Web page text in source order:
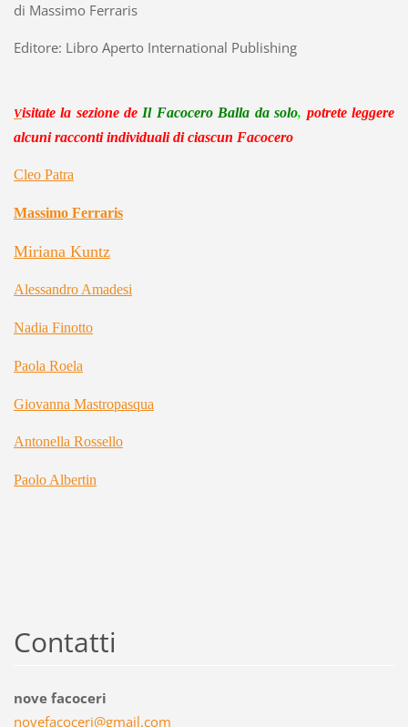
di Massimo Ferraris
Editore: Libro Aperto International Publishing
Visitate la sezione deIl Facocero Balla da solo, potrete leggere
alcuni racconti individuali di ciascun Facocero
Cleo Patra
Massimo Ferraris
Miriana Kuntz
Alessandro Amadesi
Nadia Finotto
Paola Roela
Giovanna Mastropasqua
Antonella Rossello
Paolo Albertin
Contatti
nove facoceri
novefacoceri@gmail.com